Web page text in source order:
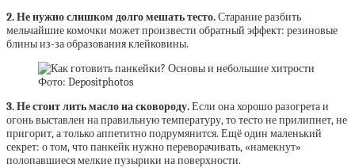
2. Не нужно слишком долго мешать тесто.Старание разбить
мельчайшие комочки может произвести обратный эффект: резиновые
блины из-за образования клейковины.
Фото: Depositphotos
3. Не стоит лить масло на сковороду.Если она хорошо разогрета и
огонь выставлен на правильную температуру, то тесто не прилипнет, не
пригорит, а только аппетитно подрумянится. Ещё один маленький
секрет: о том, что панкейк нужно переворачивать, «намекнут»
полопавшиеся мелкие пузырики на поверхности.